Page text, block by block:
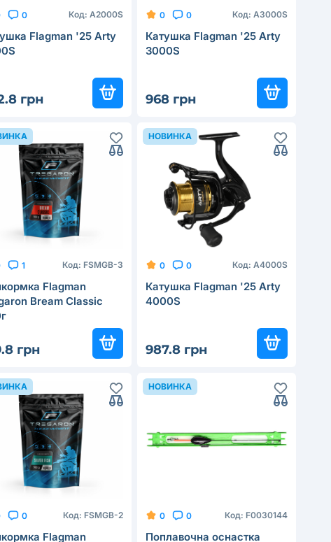
0 Код: A2000S
Flagman '25 Arty
грн
0 0 Код: A3000S
Катушка Flagman '25 Arty
3000S
968 грн
1 Код: FSMGB-3
Flagman
Bream Classic
грн
НОВИНКА
0 0 Код: A4000S
Катушка Flagman '25 Arty
4000S
987.8 грн
0 Код: FSMGB-2
Flagman
НОВИНКА
0 0 Код: F0030144
Поплавочна оснастка